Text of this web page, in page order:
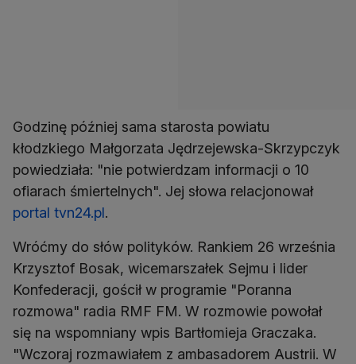
Godzinę później sama starosta powiatu
kłodzkiego Małgorzata Jędrzejewska-Skrzypczyk
powiedziała: "nie potwierdzam informacji o 10
ofiarach śmiertelnych". Jej słowa relacjonował
portal tvn24.pl.
Wróćmy do słów polityków. Rankiem 26 września
Krzysztof Bosak, wicemarszałek Sejmu i lider
Konfederacji, gościł w programie "Poranna
rozmowa" radia RMF FM. W rozmowie powołał
się na wspomniany wpis Bartłomieja Graczaka.
"Wczoraj rozmawiałem z ambasadorem Austrii. W